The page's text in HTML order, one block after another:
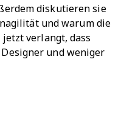
diskutieren sie
und warum die
verlangt, dass
und weniger